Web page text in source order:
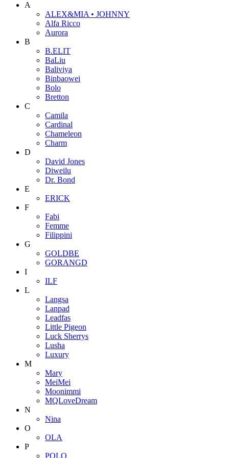
A
ALEX&MIA • JOHNNY
Alfa Ricco
Aurora
B
B.ELIT
BaLiu
Baliviya
Binbaowei
Bolo
Bretton
C
Camila
Cardinal
Chameleon
Charm
D
David Jones
Diweilu
Dr. Bond
E
ERICK
F
Fabi
Femme
Filippini
G
GOLDBE
GORANGD
I
ILF
L
Langsa
Lanpad
Leadfas
Little Pigeon
Luck Sherrys
Lusha
Luxury
M
Mary
MeiMei
Moonimmi
MQLoveDream
N
Nina
O
OLA
P
POLO